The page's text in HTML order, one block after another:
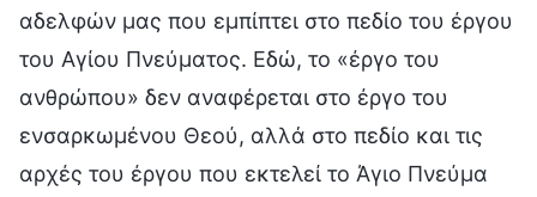
αδελφών μας που εμπίπτει στο πεδίο του έργου
του Αγίου Πνεύματος. Εδώ, το «έργο του
ανθρώπου» δεν αναφέρεται στο έργο του
ενσαρκωμένου Θεού, αλλά στο πεδίο και τις
αρχές του έργου που εκτελεί το Άγιο Πνεύμα